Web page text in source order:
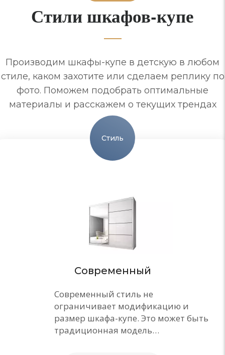
Стили шкафов-купе
Производим шкафы-купе в детскую в любом
стиле, каком захотите или сделаем реплику по
фото. Поможем подобрать оптимальные
материалы и расскажем о текущих трендах
Стиль
Современный
Современный стиль не
ограничивает модификацию и
размер шкафа-купе. Это может быть
традиционная модель…